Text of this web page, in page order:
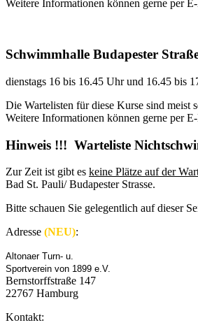
Weitere Informationen können gerne per
Schwimmhalle Budapester
dienstags 16 bis 16.45 Uhr und 16.45 bis
Die Wartelisten für diese Kurse sind meist
Weitere Informationen können gerne per
Hinweis !!! Warteliste
Zur Zeit ist gibt es keine Plätze auf der
Bad St. Pauli/ Budapester Strasse.
Bitte schauen Sie gelegentlich auf dieser
Adresse (NEU):
Altonaer Turn- u.
Sportverein von 1899 e.V.
Bernstorffstraße 147
22767 Hamburg
Kontakt: